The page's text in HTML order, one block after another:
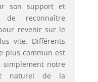
son support et
reconnaître
revenir sur le
vite. Différents
plus commun est
simplement notre
naturel de la